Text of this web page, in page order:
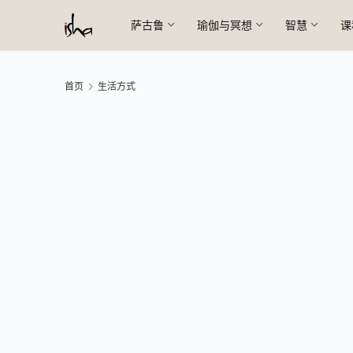
萨古鲁 瑜伽与冥想 智慧
首页 生活方式